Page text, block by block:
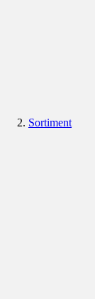
Sortiment